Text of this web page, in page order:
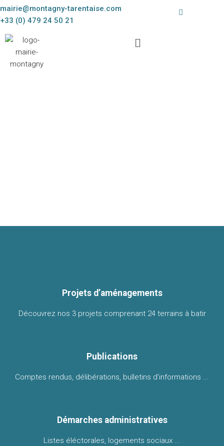
mairie@montagny-tarentaise.com
+33 (0) 479 24 50 21
Projets d’aménagements
Découvrez nos 3 projets comprenant 24 terrains à batir
Publications
Comptes rendus, délibérations, bulletins d’informations ...
Démarches administratives
Listes éléctorales, logements sociaux ...